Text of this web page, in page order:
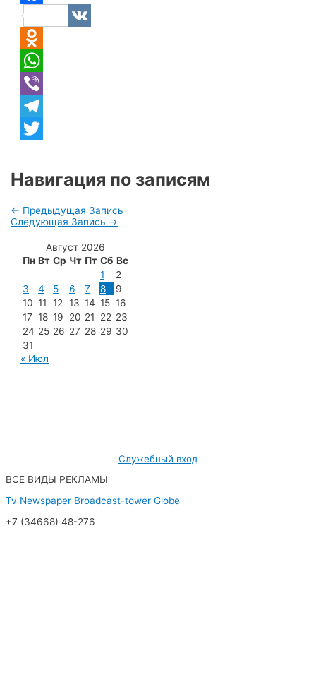
Facebook
VK
Odnoklassniki
WhatsApp
Viber
Telegram
Навигация по записям
← Предыдущая Запись
Следующая Запись →
Август 2026
Пн Вт Ср Чт Пт Сб Вс
1
2
3
4 5 6 7 8
9
10 11 12 13 14 15 16
17 18 19 20 21 22 23
24 25 26 27 28 29 30
31
« Июл
Служебный вход
ВСЕ ВИДЫ РЕКЛАМЫ
Tv Newspaper Broadcast-tower Globe
+7 (34668) 48-276